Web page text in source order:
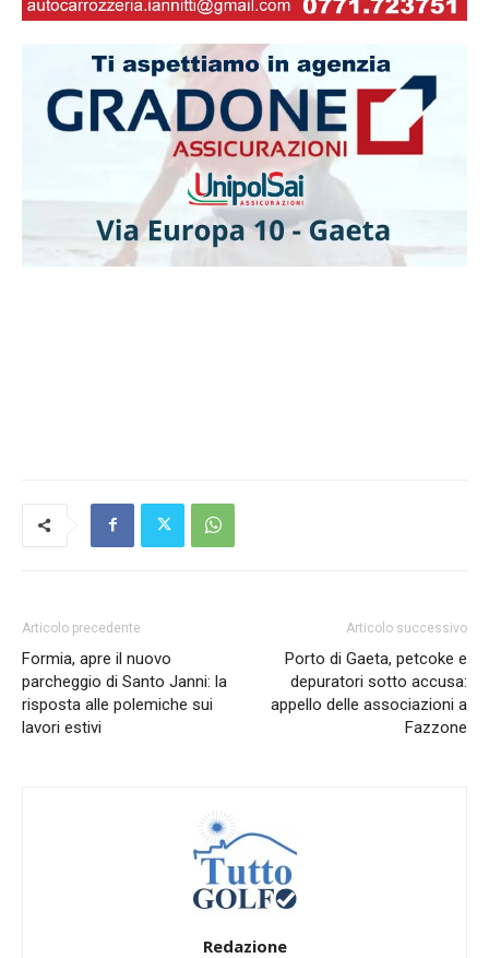
Articolo precedente
Formia, apre il nuovo
parcheggio di Santo Janni: la
risposta alle polemiche sui
lavori estivi
Articolo successivo
Porto di Gaeta, petcoke e
depuratori sotto accusa:
appello delle associazioni a
Fazzone
Redazione